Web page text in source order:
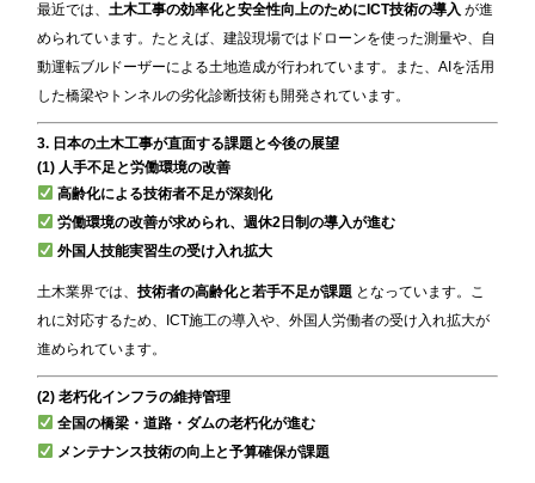
最近では、土木工事の効率化と安全性向上のためにICT技術の導入 が進
められています。たとえば、建設現場ではドローンを使った測量や、自
動運転ブルドーザーによる土地造成が行われています。また、AIを活用
した橋梁やトンネルの劣化診断技術も開発されています。
3. 日本の土木工事が直面する課題と今後の展望
(1) 人手不足と労働環境の改善
高齢化による技術者不足が深刻化
労働環境の改善が求められ、週休2日制の導入が進む
外国人技能実習生の受け入れ拡大
土木業界では、技術者の高齢化と若手不足が課題 となっています。こ
れに対応するため、ICT施工の導入や、外国人労働者の受け入れ拡大が
進められています。
(2) 老朽化インフラの維持管理
全国の橋梁・道路・ダムの老朽化が進む
メンテナンス技術の向上と予算確保が課題